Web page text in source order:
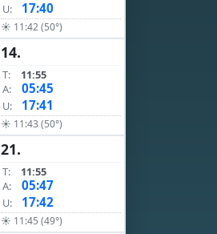
U: 17:40
☀ 11:42 (50°)
14.
T:
11:55
A:
05:45
U: 17:41
☀ 11:43 (50°)
21.
T:
11:55
A:
05:47
U: 17:42
☀ 11:45 (49°)